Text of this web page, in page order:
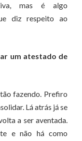
mas é algo
diz respeito ao
um atestado de
fazendo. Prefiro
Lá atrás já se
a ser aventada.
e não há como